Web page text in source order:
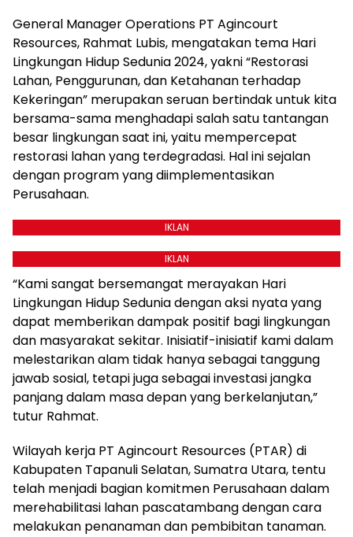
General Manager Operations PT Agincourt
Resources, Rahmat Lubis, mengatakan tema Hari
Lingkungan Hidup Sedunia 2024, yakni “Restorasi
Lahan, Penggurunan, dan Ketahanan terhadap
Kekeringan” merupakan seruan bertindak untuk kita
bersama-sama menghadapi salah satu tantangan
besar lingkungan saat ini, yaitu mempercepat
restorasi lahan yang terdegradasi. Hal ini sejalan
dengan program yang diimplementasikan
Perusahaan.
IKLAN
IKLAN
“Kami sangat bersemangat merayakan Hari
Lingkungan Hidup Sedunia dengan aksi nyata yang
dapat memberikan dampak positif bagi lingkungan
dan masyarakat sekitar. Inisiatif-inisiatif kami dalam
melestarikan alam tidak hanya sebagai tanggung
jawab sosial, tetapi juga sebagai investasi jangka
panjang dalam masa depan yang berkelanjutan,”
tutur Rahmat.
Wilayah kerja PT Agincourt Resources (PTAR) di
Kabupaten Tapanuli Selatan, Sumatra Utara, tentu
telah menjadi bagian komitmen Perusahaan dalam
merehabilitasi lahan pascatambang dengan cara
melakukan penanaman dan pembibitan tanaman.